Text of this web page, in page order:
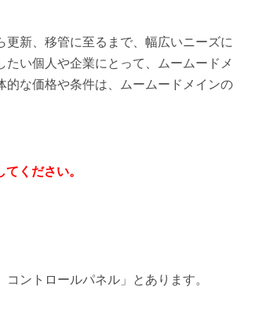
新、移管に至るまで、幅広いニーズに
い個人や企業にとって、ムームードメ
な価格や条件は、ムームードメインの
ください。
ントロールパネル」とあります。